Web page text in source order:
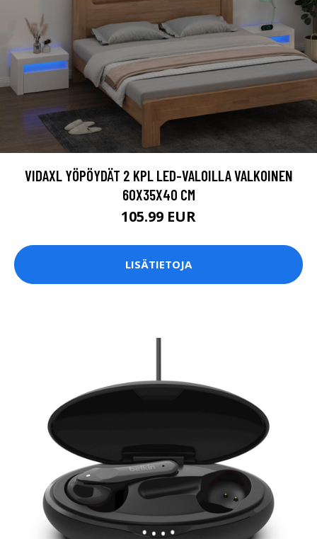
VIDAXL YÖPÖYDÄT 2 KPL LED-VALOILLA VALKOINEN
60X35X40 CM
105.99 EUR
LISÄTIETOJA